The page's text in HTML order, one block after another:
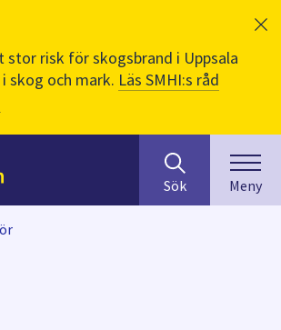
stor risk för skogsbrand i Uppsala
skog och mark. Läs SMHI:s råd
efter
innehåll
på
Sök Meny